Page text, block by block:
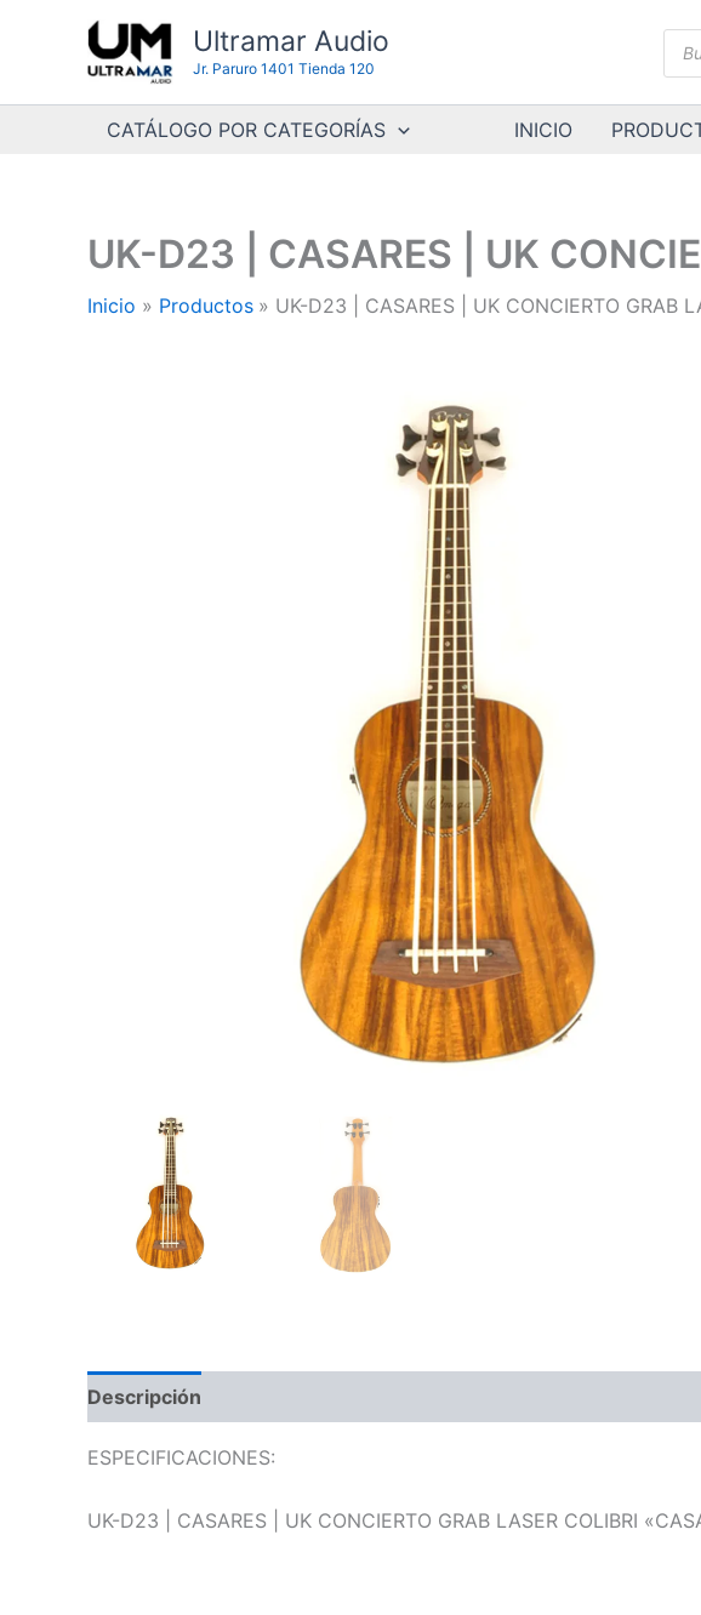
contenido
Ultramar Audio
Jr. Paruro 1401 Tienda 120
CATÁLOGO POR CATEGORÍAS INICIO
UK-D23 | CASARES | UK
Inicio Productos UK-D23 | CASARES | UK CONCIERTO GRAB
Descripción
ESPECIFICACIONES:
UK-D23 | CASARES | UK CONCIERTO GRAB LASER COLIBRI